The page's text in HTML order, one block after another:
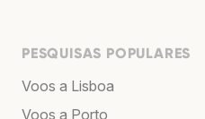
PESQUISAS POPULARES
Voos a Lisboa
Voos a Porto